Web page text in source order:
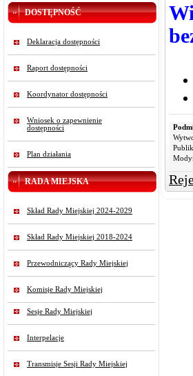
DOSTĘPNOŚĆ
Deklaracja dostępności
Raport dostępności
Koordynator dostępności
Wniosek o zapewnienie
dostępności
Plan działania
RADA MIEJSKA
Skład Rady Miejskiej 2024-2029
Skład Rady Miejskiej 2018-2024
Przewodniczący Rady Miejskiej
Komisje Rady Miejskiej
Sesje Rady Miejskiej
Interpelacje
Transmisje Sesji Rady Miejskiej